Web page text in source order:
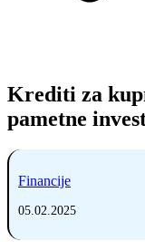
Krediti za
pametne
Financije
05.02.2025